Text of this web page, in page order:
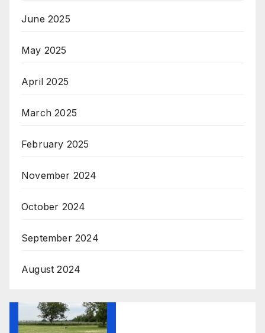
June 2025
May 2025
April 2025
March 2025
February 2025
November 2024
October 2024
September 2024
August 2024